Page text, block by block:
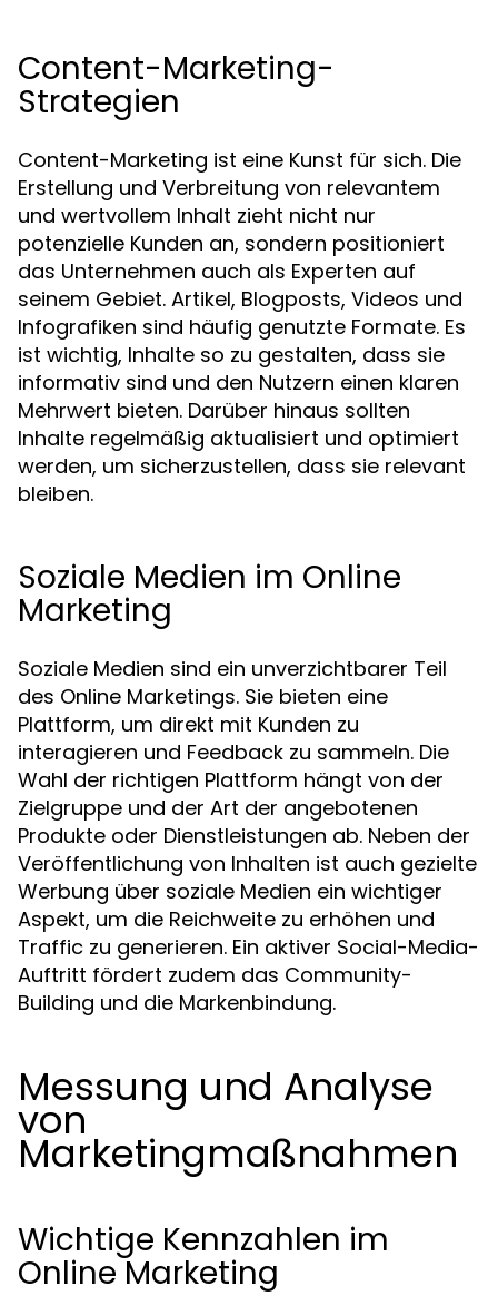
Content-Marketing-
Strategien
Content-Marketing ist eine Kunst für sich. Die
Erstellung und Verbreitung von relevantem
und wertvollem Inhalt zieht nicht nur
potenzielle Kunden an, sondern positioniert
das Unternehmen auch als Experten auf
seinem Gebiet. Artikel, Blogposts, Videos und
Infografiken sind häufig genutzte Formate. Es
ist wichtig, Inhalte so zu gestalten, dass sie
informativ sind und den Nutzern einen klaren
Mehrwert bieten. Darüber hinaus sollten
Inhalte regelmäßig aktualisiert und optimiert
werden, um sicherzustellen, dass sie relevant
bleiben.
Soziale Medien im Online
Marketing
Soziale Medien sind ein unverzichtbarer Teil
des Online Marketings. Sie bieten eine
Plattform, um direkt mit Kunden zu
interagieren und Feedback zu sammeln. Die
Wahl der richtigen Plattform hängt von der
Zielgruppe und der Art der angebotenen
Produkte oder Dienstleistungen ab. Neben der
Veröffentlichung von Inhalten ist auch gezielte
Werbung über soziale Medien ein wichtiger
Aspekt, um die Reichweite zu erhöhen und
Traffic zu generieren. Ein aktiver Social-Media-
Auftritt fördert zudem das Community-
Building und die Markenbindung.
Messung und Analyse
von
Marketingmaßnahmen
Wichtige Kennzahlen im
Online Marketing